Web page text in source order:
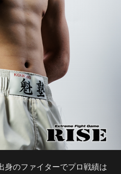
のファイターでプロ戦績は